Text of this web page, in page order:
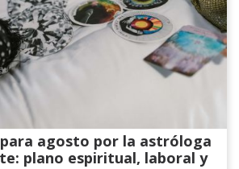
agosto por la astróloga
plano espiritual, laboral y